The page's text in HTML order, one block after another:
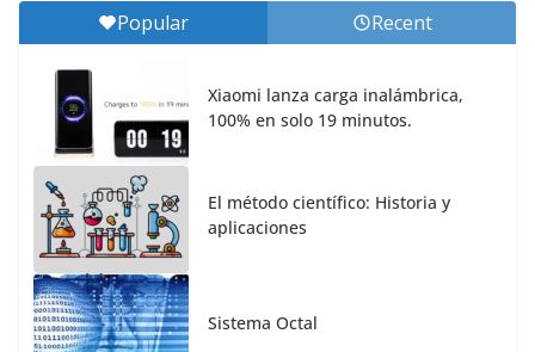
Popular Recent
Xiaomi lanza carga inalámbrica,
100% en solo 19 minutos.
El método científico: Historia y
aplicaciones
Sistema Octal